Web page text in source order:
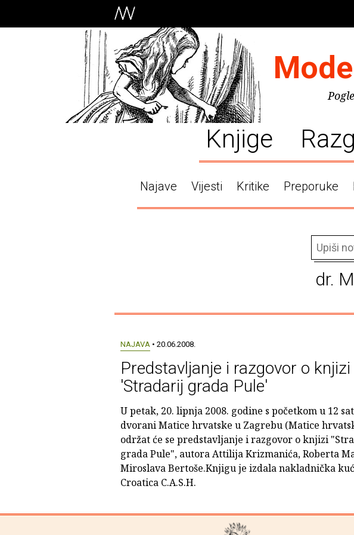
Knjige
Najave Vijesti Kritike Preporuke
dr.
NAJAVA• 20.06.2008.
Predstavljanje i razgovor o knjizi
'Stradarij grada Pule'
U petak, 20. lipnja 2008. godine s početkom u 12
dvorani Matice hrvatske u Zagrebu (Matice
održat će se predstavljanje i razgovor o knjizi
grada Pule", autora Attilija Krizmanića, Roberta
Miroslava Bertoše.Knjigu je izdala nakladnička
Croatica C.A.S.H.